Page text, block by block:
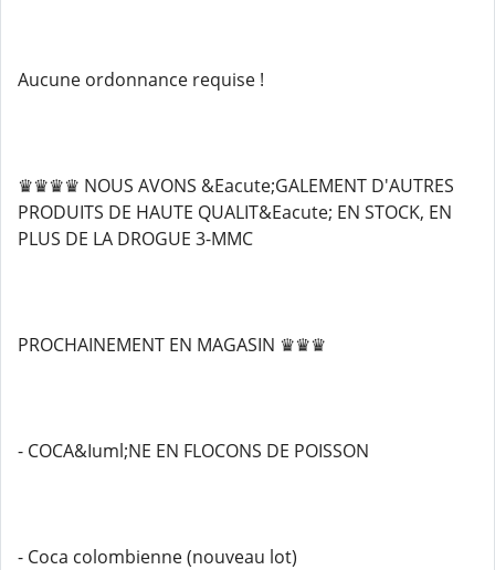
Aucune ordonnance requise !
♛♛♛♛ NOUS AVONS &Eacute;GALEMENT D'AUTRES
PRODUITS DE HAUTE QUALIT&Eacute; EN STOCK, EN
PLUS DE LA DROGUE 3-MMC
PROCHAINEMENT EN MAGASIN ♛♛♛
- COCA&Iuml;NE EN FLOCONS DE POISSON
- Coca colombienne (nouveau lot)